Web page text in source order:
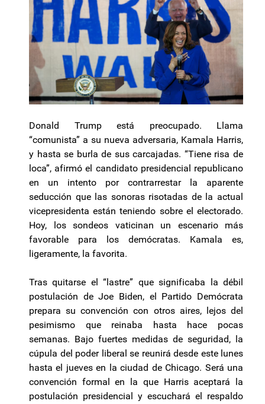
Donald Trump está preocupado. Llama
“comunista” a su nueva adversaria, Kamala Harris,
y hasta se burla de sus carcajadas. “Tiene risa de
loca”, afirmó el candidato presidencial republicano
en un intento por contrarrestar la aparente
seducción que las sonoras risotadas de la actual
vicepresidenta están teniendo sobre el electorado.
Hoy, los sondeos vaticinan un escenario más
favorable para los demócratas. Kamala es,
ligeramente, la favorita.
Tras quitarse el “lastre” que significaba la débil
postulación de Joe Biden, el Partido Demócrata
prepara su convención con otros aires, lejos del
pesimismo que reinaba hasta hace pocas
semanas. Bajo fuertes medidas de seguridad, la
cúpula del poder liberal se reunirá desde este lunes
hasta el jueves en la ciudad de Chicago. Será una
convención formal en la que Harris aceptará la
postulación presidencial y escuchará el respaldo